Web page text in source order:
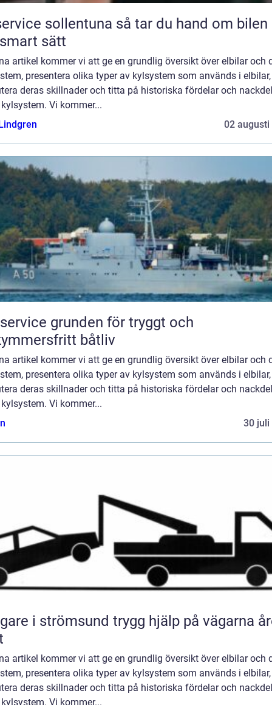
sollentuna så tar du hand om bilen på
sätt
artikel kommer vi att ge en grundlig översikt över elbilar och
presentera olika typer av kylsystem som används i elbilar,
deras skillnader och titta på historiska fördelar och
Vi kommer...
02 augusti
för tryggt och
båtliv
artikel kommer vi att ge en grundlig översikt över elbilar och
presentera olika typer av kylsystem som används i elbilar,
deras skillnader och titta på historiska fördelar och
Vi kommer...
30 juli
strömsund trygg hjälp på vägarna året
artikel kommer vi att ge en grundlig översikt över elbilar och
presentera olika typer av kylsystem som används i elbilar,
deras skillnader och titta på historiska fördelar och
Vi kommer...